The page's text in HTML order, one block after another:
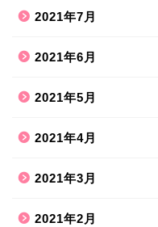
2021年7月
2021年6月
2021年5月
2021年4月
2021年3月
2021年2月